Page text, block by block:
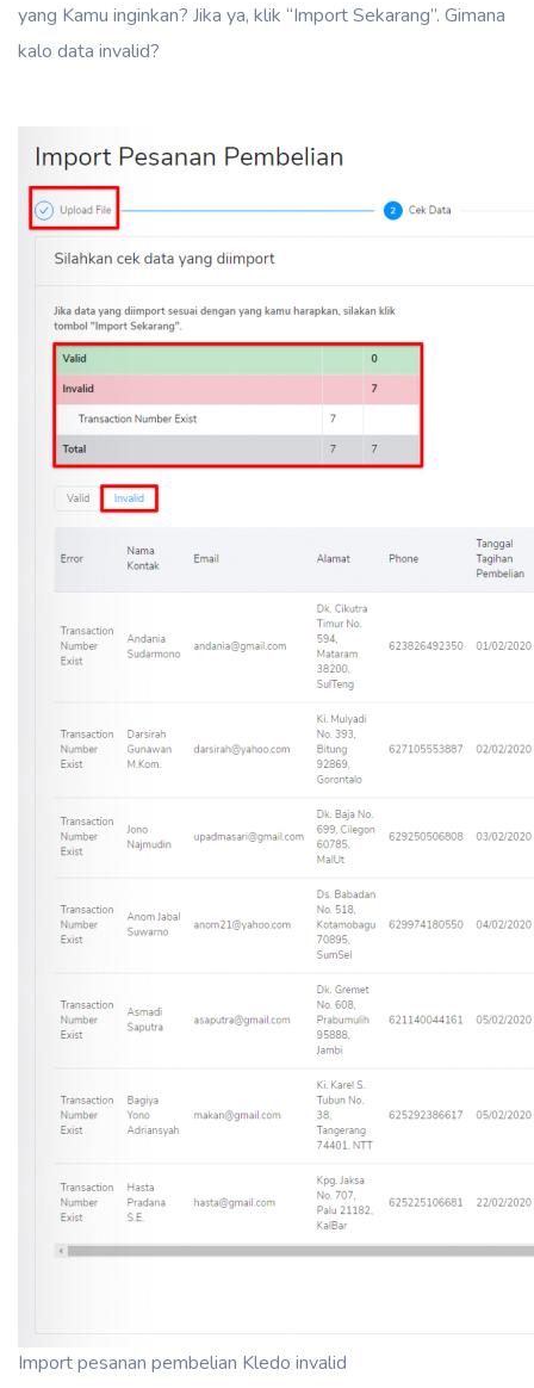
yang Kamu inginkan? Jika ya, klik “Import Sekarang”. Gimana
kalo data invalid?
Import pesanan pembelian Kledo invalid